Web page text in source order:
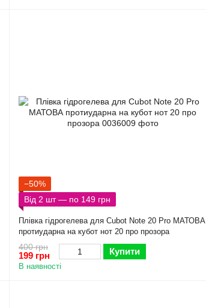
−50%
Від 2 шт — по 149 грн
Плівка гідрогелева для Cubot Note 20 Pro МАТОВА
протиударна на кубот нот 20 про прозора
400 грн
199 грн Купити
В наявності